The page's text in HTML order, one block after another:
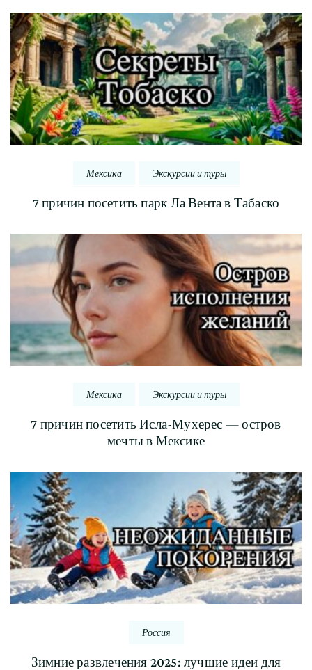
Мексика Экскурсии и туры
7 причин посетить парк Ла Вента в Табаско
Мексика Экскурсии и туры
7 причин посетить Исла-Мухерес — остров
мечты в Мексике
Россия
Зимние развлечения 2025: лучшие идеи для